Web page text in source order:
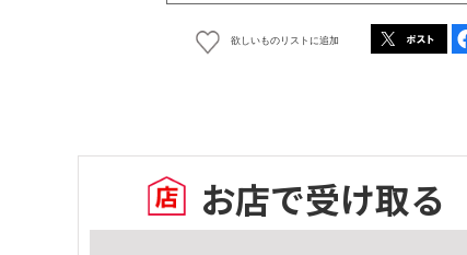
欲しいものリストに追加
お店で受け取る